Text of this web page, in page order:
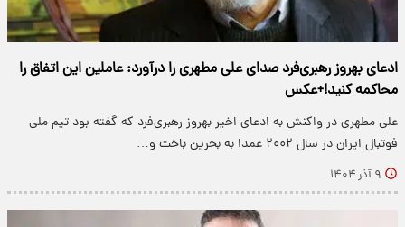
ادعای بهروز رهبری‌فرد صدای علی مطهری را درآورد: عاملین این اتفاق را
محاکمه کنید!+عکس
علی مطهری در واکنش به ادعای اخیر بهروز رهبری‌فرد که گفته بود تیم ملی
فوتبال ایران در سال ۲۰۰۲ عمدا به بحرین باخت و…
۹ آذر ۱۴۰۴